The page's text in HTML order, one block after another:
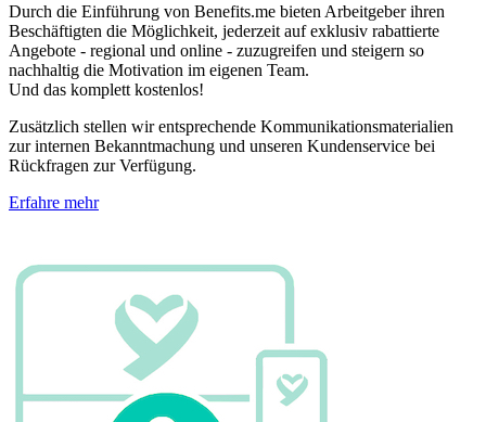
Durch die Einführung von Benefits.me bieten Arbeitgeber ihren
Beschäftigten die Möglichkeit, jederzeit auf exklusiv rabattierte
Angebote - regional und online - zuzugreifen und steigern so
nachhaltig die Motivation im eigenen Team.
Und das komplett kostenlos!
Zusätzlich stellen wir entsprechende Kommunikationsmaterialien
zur internen Bekanntmachung und unseren Kundenservice bei
Rückfragen zur Verfügung.
Erfahre mehr